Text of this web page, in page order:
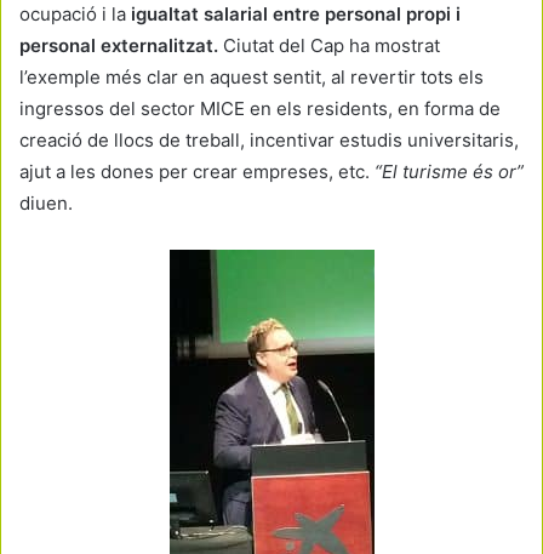
ocupació i la igualtat salarial entre personal propi i
personal externalitzat. Ciutat del Cap ha mostrat
l’exemple més clar en aquest sentit, al revertir tots els
ingressos del sector MICE en els residents, en forma de
creació de llocs de treball, incentivar estudis universitaris,
ajut a les dones per crear empreses, etc. “El turisme és or”
diuen.